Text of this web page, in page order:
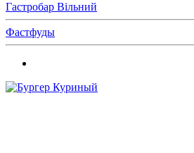
Гастробар Вільний
Фастфуды